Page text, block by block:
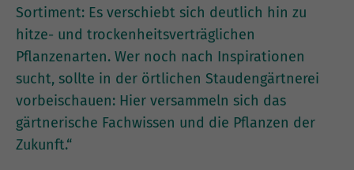
Sortiment: Es verschiebt sich deutlich hin zu
hitze- und trockenheitsverträglichen
Pflanzenarten. Wer noch nach Inspirationen
sucht, sollte in der örtlichen Staudengärtnerei
vorbeischauen: Hier versammeln sich das
gärtnerische Fachwissen und die Pflanzen der
Zukunft.“